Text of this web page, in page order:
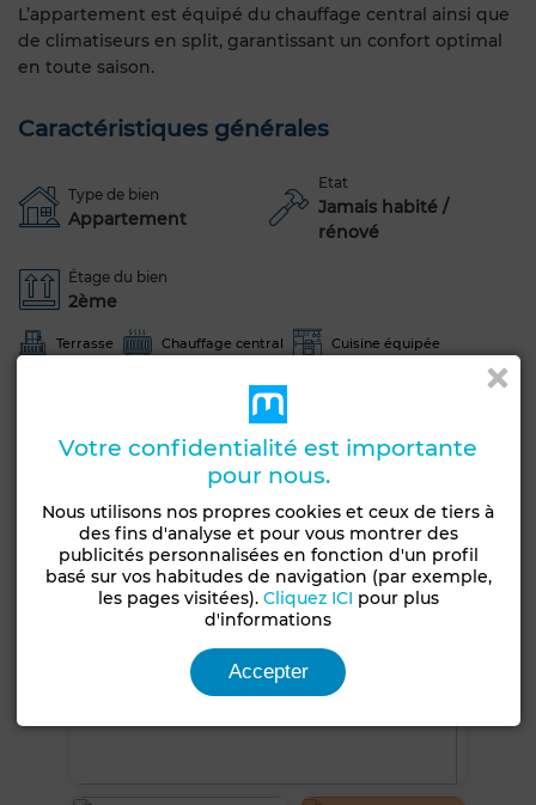
L’appartement est équipé du chauffage central ainsi que
de climatiseurs en split, garantissant un confort optimal
en toute saison.
Caractéristiques générales
Type de bien
Appartement
Etat
Jamais habité /
rénové
Étage du bien
2ème
Terrasse Chauffage central Cuisine équipée
Voir plus de photos
Votre confidentialité est importante
pour nous.
Nous utilisons nos propres cookies et ceux de tiers à
des fins d'analyse et pour vous montrer des
publicités personnalisées en fonction d'un profil
basé sur vos habitudes de navigation (par exemple,
les pages visitées). Cliquez ICI pour plus
d'informations
Accepter